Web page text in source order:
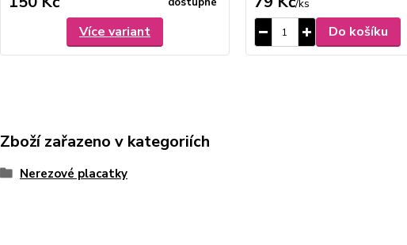
Více variant
/ks
Do košíku
Zboží zařazeno v kategoriích
Nerezové placatky